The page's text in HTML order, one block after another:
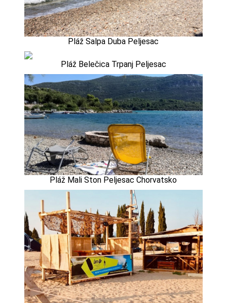
Pláž Salpa Duba Peljesac
Pláž Belečica Trpanj Peljesac
Pláž Mali Ston Peljesac Chorvatsko